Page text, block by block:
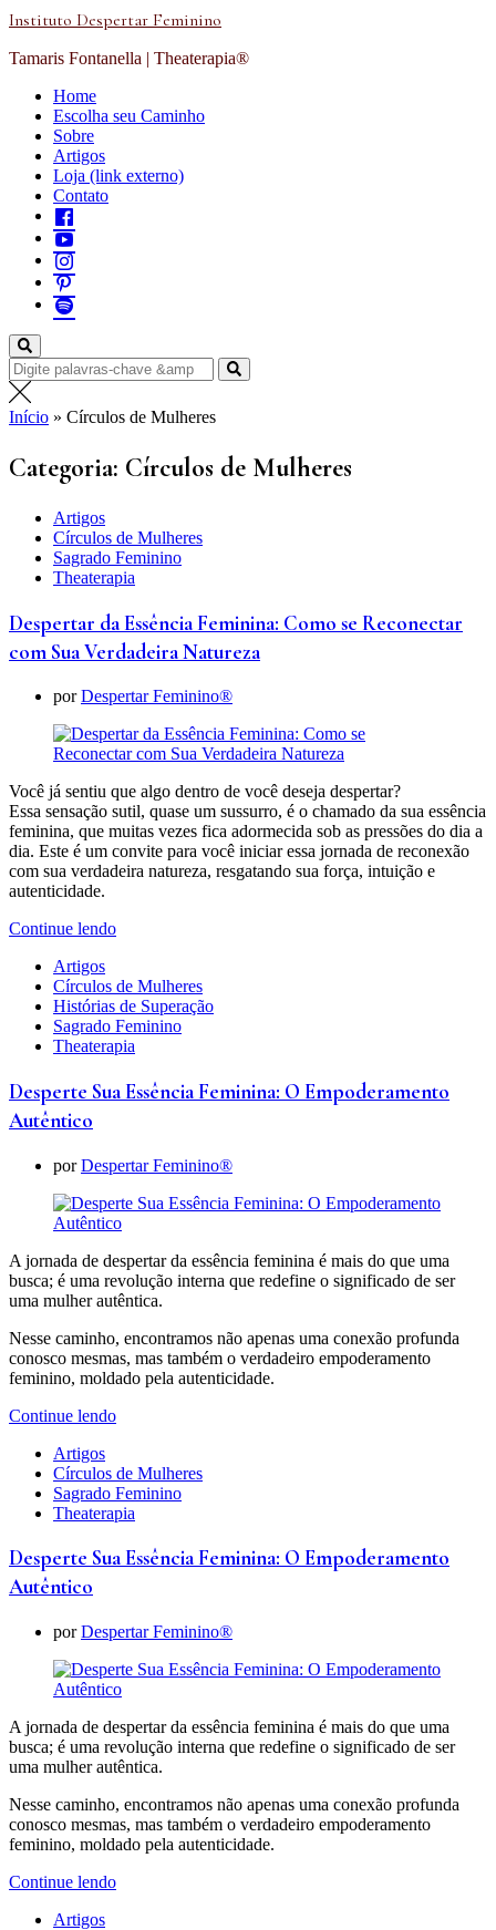
Instituto Despertar Feminino
Tamaris Fontanella | Theaterapia®
Home
Escolha seu Caminho
Sobre
Artigos
Loja (link externo)
Contato
Início » Círculos de Mulheres
Categoria: Círculos de Mulheres
Artigos
Círculos de Mulheres
Sagrado Feminino
Theaterapia
Despertar da Essência Feminina: Como se Reconectar
com Sua Verdadeira Natureza
porDespertar Feminino®
Você já sentiu que algo dentro de você deseja despertar?
Essa sensação sutil, quase um sussurro, é o chamado da sua essência
feminina, que muitas vezes fica adormecida sob as pressões do dia a
dia. Este é um convite para você iniciar essa jornada de reconexão
com sua verdadeira natureza, resgatando sua força, intuição e
autenticidade.
Continue lendo
Artigos
Círculos de Mulheres
Histórias de Superação
Sagrado Feminino
Theaterapia
Desperte Sua Essência Feminina: O Empoderamento
Autêntico
porDespertar Feminino®
A jornada de despertar da essência feminina é mais do que uma
busca; é uma revolução interna que redefine o significado de ser
uma mulher autêntica.
Nesse caminho, encontramos não apenas uma conexão profunda
conosco mesmas, mas também o verdadeiro empoderamento
feminino, moldado pela autenticidade.
Continue lendo
Artigos
Círculos de Mulheres
Sagrado Feminino
Theaterapia
Desperte Sua Essência Feminina: O Empoderamento
Autêntico
porDespertar Feminino®
A jornada de despertar da essência feminina é mais do que uma
busca; é uma revolução interna que redefine o significado de ser
uma mulher autêntica.
Nesse caminho, encontramos não apenas uma conexão profunda
conosco mesmas, mas também o verdadeiro empoderamento
feminino, moldado pela autenticidade.
Continue lendo
Artigos